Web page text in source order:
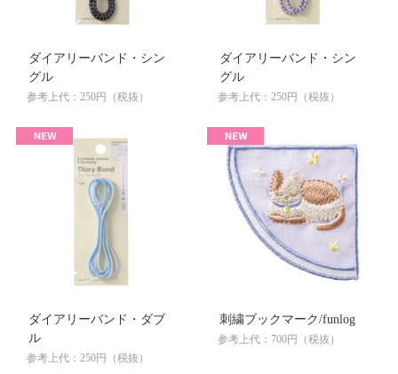
ダイアリーバンド・シン
グル
参考上代：250円（税抜）
ダイアリーバンド・シン
グル
参考上代：250円（税抜）
ダイアリーバンド・ダブ
ル
参考上代：250円（税抜）
刺繍ブックマーク/funlog
参考上代：700円（税抜）